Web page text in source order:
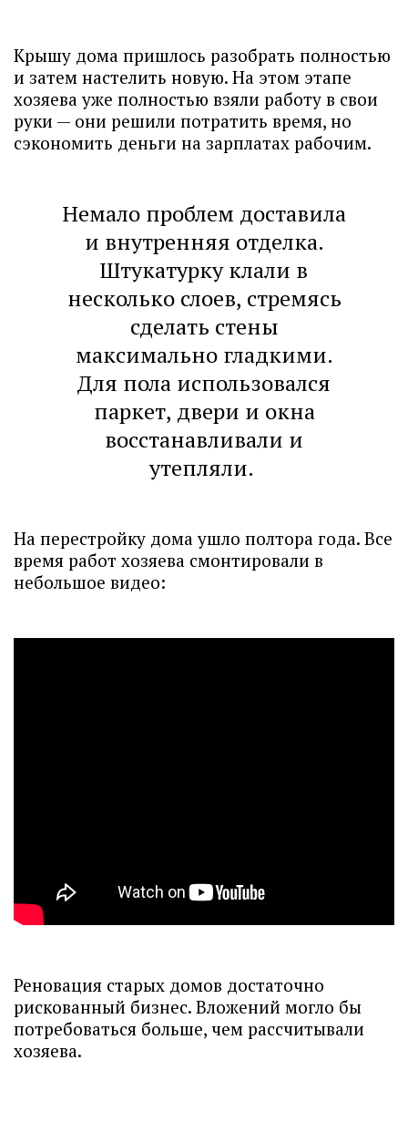
Крышу дома пришлось разобрать полностью
и затем настелить новую. На этом этапе
хозяева уже полностью взяли работу в свои
руки — они решили потратить время, но
сэкономить деньги на зарплатах рабочим.
Немало проблем доставила
и внутренняя отделка.
Штукатурку клали в
несколько слоев, стремясь
сделать стены
максимально гладкими.
Для пола использовался
паркет, двери и окна
восстанавливали и
утепляли.
На перестройку дома ушло полтора года. Все
время работ хозяева смонтировали в
небольшое видео:
Реновация старых домов достаточно
рискованный бизнес. Вложений могло бы
потребоваться больше, чем рассчитывали
хозяева.